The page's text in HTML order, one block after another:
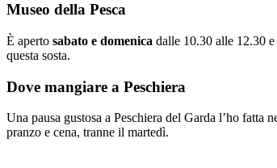
Museo della Pesca
È aperto sabato e domenica dalle 10.30 alle 12.30
questa sosta.
Dove mangiare a Peschiera
Una pausa gustosa a Peschiera del Garda l’ho fatta
pranzo e cena, tranne il martedì.